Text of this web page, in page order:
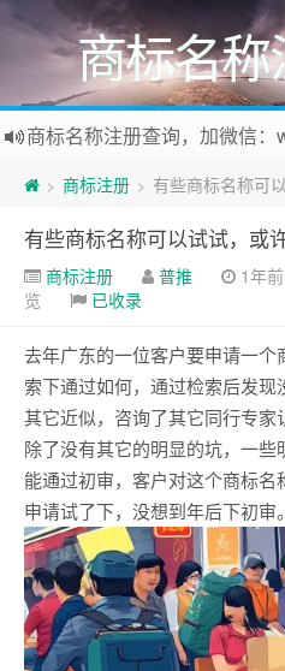
商标名称
商标名称注册查询，加微信：
商标注册和购买，加微信：
> 商标注册 > 有些商标名称可
有些商标名称可以试试，或
商标注册 普推 1年
览
已收录
去年广东的一位客户要申请一
索下通过如何，通过检索后发
其它近似， 咨询了其它同行专
除了没有其它的明显的坑，一
能通过初审，客户对这个商标
申请试了下，没想到年后下初审。